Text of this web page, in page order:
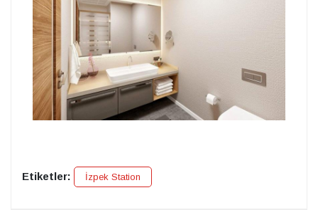
Etiketler: İzpek Station